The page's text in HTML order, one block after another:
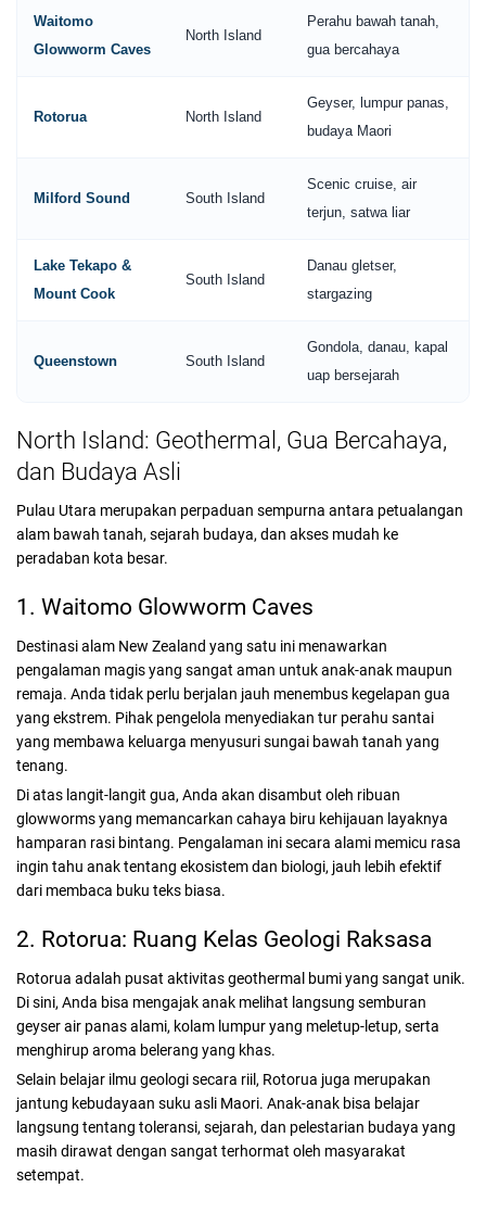
Waitomo
Glowworm Caves
North Island
Perahu bawah tanah,
gua bercahaya
Rotorua North Island
Geyser, lumpur panas,
budaya Maori
Milford Sound South Island
Scenic cruise, air
terjun, satwa liar
Lake Tekapo &
Mount Cook
South Island
Danau gletser,
stargazing
Queenstown South Island
Gondola, danau, kapal
uap bersejarah
North Island: Geothermal, Gua Bercahaya,
dan Budaya Asli
Pulau Utara merupakan perpaduan sempurna antara petualangan
alam bawah tanah, sejarah budaya, dan akses mudah ke
peradaban kota besar.
1. Waitomo Glowworm Caves
Destinasi alam New Zealand yang satu ini menawarkan
pengalaman magis yang sangat aman untuk anak-anak maupun
remaja. Anda tidak perlu berjalan jauh menembus kegelapan gua
yang ekstrem. Pihak pengelola menyediakan tur perahu santai
yang membawa keluarga menyusuri sungai bawah tanah yang
tenang.
Di atas langit-langit gua, Anda akan disambut oleh ribuan
glowworms yang memancarkan cahaya biru kehijauan layaknya
hamparan rasi bintang. Pengalaman ini secara alami memicu rasa
ingin tahu anak tentang ekosistem dan biologi, jauh lebih efektif
dari membaca buku teks biasa.
2. Rotorua: Ruang Kelas Geologi Raksasa
Rotorua adalah pusat aktivitas geothermal bumi yang sangat unik.
Di sini, Anda bisa mengajak anak melihat langsung semburan
geyser air panas alami, kolam lumpur yang meletup-letup, serta
menghirup aroma belerang yang khas.
Selain belajar ilmu geologi secara riil, Rotorua juga merupakan
jantung kebudayaan suku asli Maori. Anak-anak bisa belajar
langsung tentang toleransi, sejarah, dan pelestarian budaya yang
masih dirawat dengan sangat terhormat oleh masyarakat
setempat.